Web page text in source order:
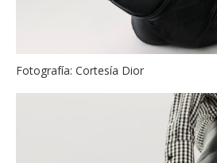
Fotografía: Cortesía Dior